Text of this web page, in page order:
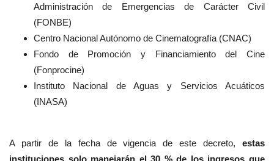
Administración de Emergencias de Carácter Civil
(FONBE)
Centro Nacional Autónomo de Cinematografía (CNAC)
Fondo de Promoción y Financiamiento del Cine
(Fonprocine)
Instituto Nacional de Aguas y Servicios Acuáticos
(INASA)
A partir de la fecha de vigencia de este decreto, estas
instituciones solo manejarán el 30 % de los ingresos que